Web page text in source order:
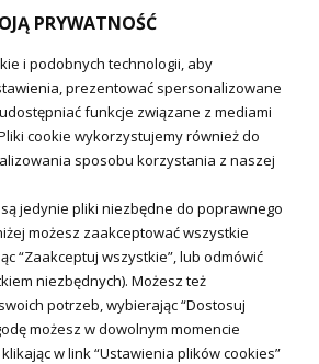
PRYWATNOŚĆ
i podobnych technologii, aby
prezentować spersonalizowane
funkcje związane z mediami
cookie wykorzystujemy również do
sposobu korzystania z naszej
są jedynie pliki niezbędne do poprawnego
możesz zaakceptować wszystkie
“Zaakceptuj wszystkie”, lub odmówić
niezbędnych). Możesz też
potrzeb, wybierając “Dostosuj
możesz w dowolnym momencie
w link “Ustawienia plików cookies”